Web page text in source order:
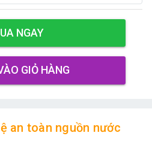
NGAY
GIỎ HÀNG
an toàn nguồn nước